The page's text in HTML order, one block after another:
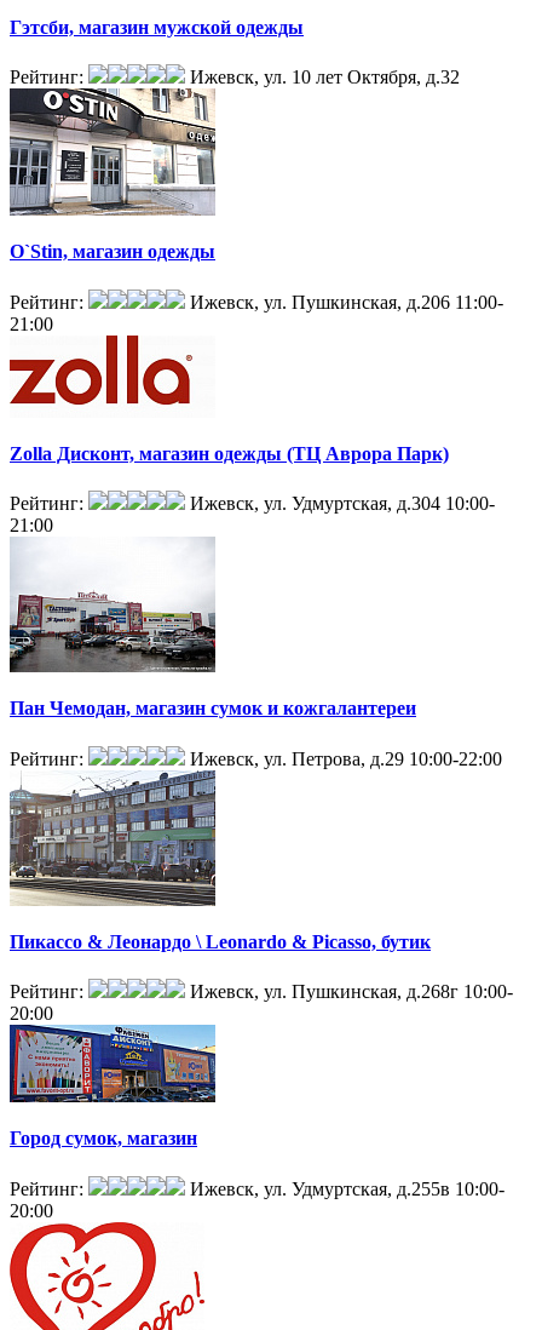
Гэтсби, магазин мужской одежды
Рейтинг: Ижевск, ул. 10 лет Октября, д.32
O`Stin, магазин одежды
Рейтинг: Ижевск, ул. Пушкинская, д.206 11:00-
21:00
Zolla Дисконт, магазин одежды (ТЦ Аврора Парк)
Рейтинг: Ижевск, ул. Удмуртская, д.304 10:00-
21:00
Пан Чемодан, магазин сумок и кожгалантереи
Рейтинг: Ижевск, ул. Петрова, д.29 10:00-22:00
Пикассо & Леонардо \ Leonardo & Picasso, бутик
Рейтинг: Ижевск, ул. Пушкинская, д.268г 10:00-
20:00
Город сумок, магазин
Рейтинг: Ижевск, ул. Удмуртская, д.255в 10:00-
20:00